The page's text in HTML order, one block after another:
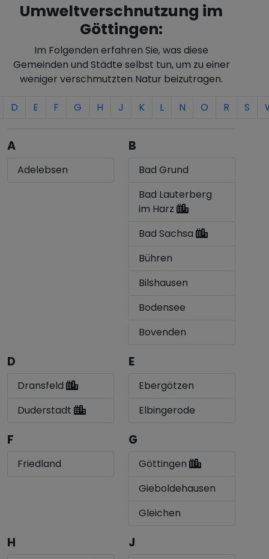
Umweltverschnutzung im
Göttingen:
Im Folgenden erfahren Sie, was diese
Gemeinden und Städte selbst tun, um zu einer
weniger verschmutzten Natur beizutragen.
D E F G H J K L N O R S
A
Adelebsen
B
Bad Grund
Bad Lauterberg
im Harz
Bad Sachsa
Bühren
Bilshausen
Bodensee
Bovenden
D
Dransfeld
Duderstadt
E
Ebergötzen
Elbingerode
F
Friedland
G
Göttingen
Gieboldehausen
Gleichen
H J